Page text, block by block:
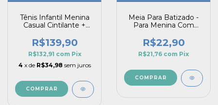
Tênis Infantil Menina
Casual Cintilante +
R$139,90
R$132,91 com Pix
4 x de R$34,98 sem juros
COMPRAR
Meia Para Batizado -
Para Menina Com
R$22,90
R$21,76 com Pix
COMPRAR